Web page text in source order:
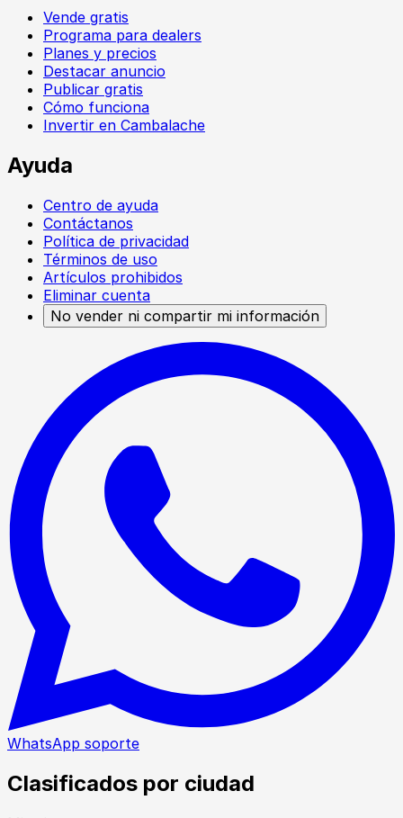
Vende gratis
Programa para dealers
Planes y precios
Destacar anuncio
Publicar gratis
Cómo funciona
Invertir en Cambalache
Ayuda
Centro de ayuda
Contáctanos
Política de privacidad
Términos de uso
Artículos prohibidos
Eliminar cuenta
No vender ni compartir mi información
WhatsApp soporte
Clasificados por ciudad